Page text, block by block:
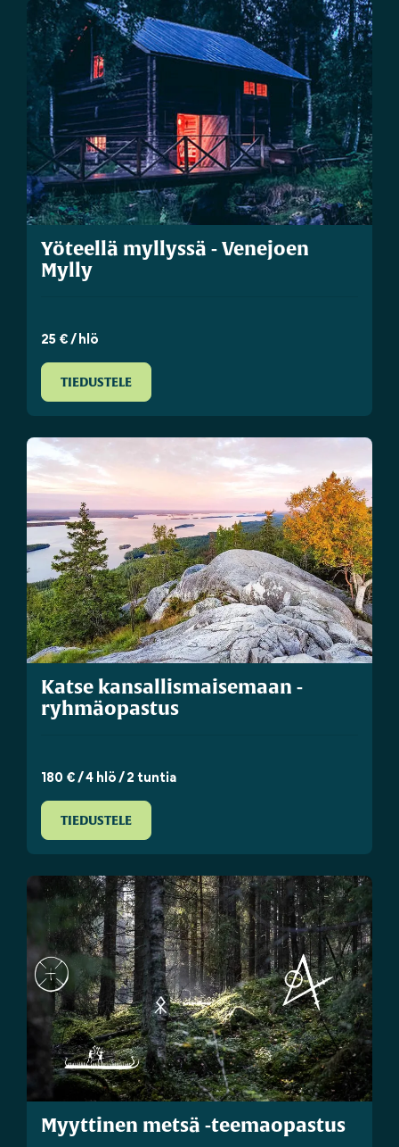
Yöteellä myllyssä - Venejoen
Mylly
25 € / hlö
TIEDUSTELE
Katse kansallismaisemaan -
ryhmäopastus
180 € / 4 hlö / 2 tuntia
TIEDUSTELE
Myyttinen metsä -teemaopastus